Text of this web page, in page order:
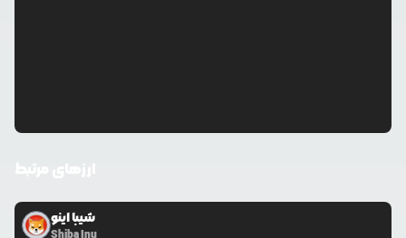
شیبا اینو
Shiba Inu